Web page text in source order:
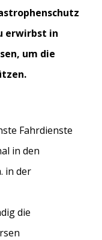
erwirbst in
um die
Fahrdienste
in den
in der
die